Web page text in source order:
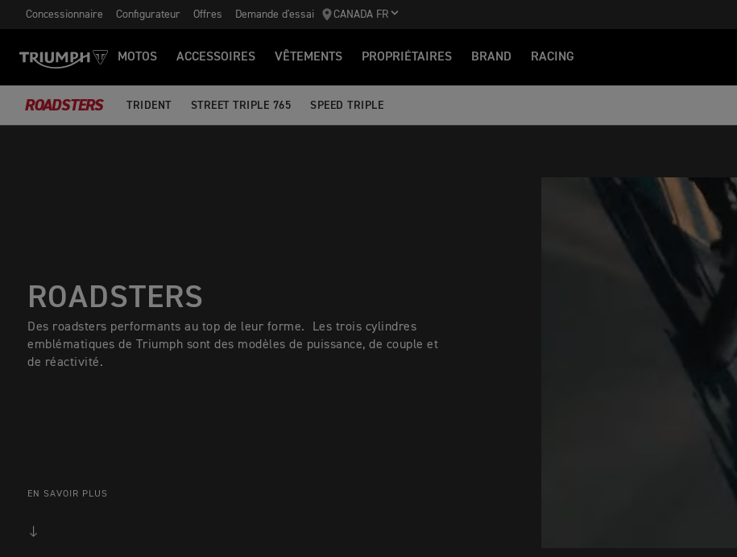
Concessionnaire Configurateur Offres Demande d'essai CANADA FR
MOTOS ACCESSOIRES VÊTEMENTS PROPRIÉTAIRES BRAND RACING
ROADSTERS TRIDENT STREET TRIPLE 765 SPEED TRIPLE
ROADSTERS
Des roadsters performants au top de leur forme. Les trois cylindres
emblématiques de Triumph sont des modèles de puissance, de couple et
de réactivité.
EN SAVOIR PLUS